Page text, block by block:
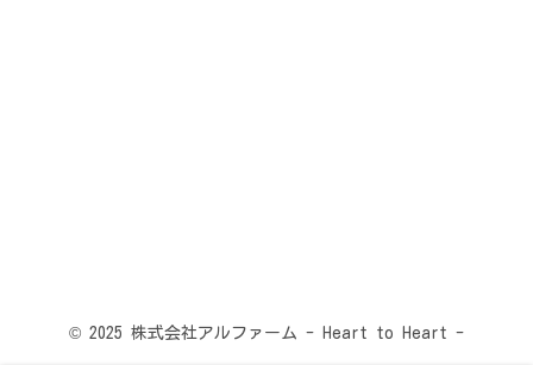
© 2025 株式会社アルファーム - Heart to Heart -